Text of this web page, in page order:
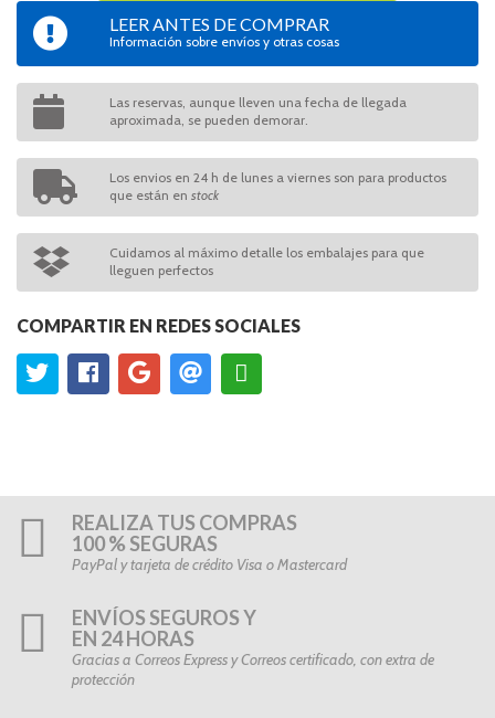
LEER ANTES DE COMPRAR
Información sobre envíos y otras cosas
Las reservas, aunque lleven una fecha de llegada
aproximada, se pueden demorar.
Los envios en 24 h de lunes a viernes son para productos
que están en stock
Cuidamos al máximo detalle los embalajes para que
lleguen perfectos
COMPARTIR EN REDES SOCIALES
REALIZA TUS COMPRAS
100 % SEGURAS
PayPal y tarjeta de crédito Visa o Mastercard
ENVÍOS SEGUROS Y
EN 24 HORAS
Gracias a Correos Express y Correos certificado, con extra de
protección